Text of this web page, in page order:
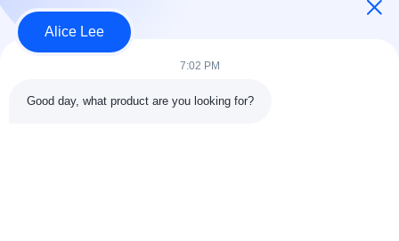
Catégories populaires Tous
structure métallique
métallique
Alice Lee
7:02 PM
Good day, what product are you looking for?